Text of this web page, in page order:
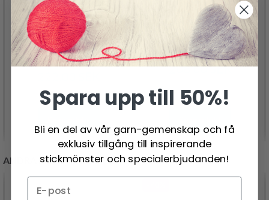
VIKING ALPACA BRIS
MULTI
VIKING IRIS
208.00 SEK
ANDRA KUNDER KÖPTE
Spara upp till 50%!
Bli en del av vår garn-gemenskap och få
exklusiv tillgång till inspirerande
stickmönster och specialerbjudanden!